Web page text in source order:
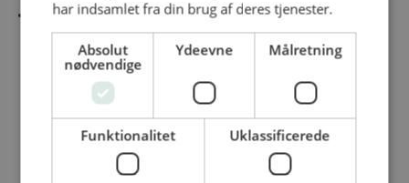
Persondatapolitik
© Dansk Cater A/S - All rights reserved
har indsamlet fra din brug af deres tjenester.
Absolut
nødvendige
Ydeevne Målretning
Funktionalitet Uklassificerede